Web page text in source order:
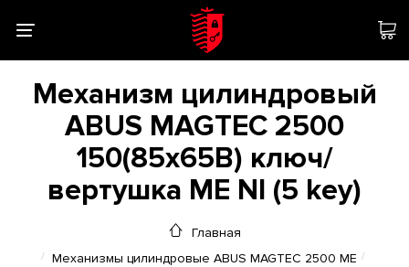
Механизм цилиндровый
ABUS MAGTEC 2500
150(85x65В) ключ/
вертушка ME NI (5 key)
Главная
Механизмы цилиндровые ABUS MAGTEC 2500 ME